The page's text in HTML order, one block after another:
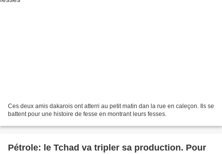
Ces deux amis dakarois ont atterri au petit matin dan la rue en caleçon. Ils se
battent pour une histoire de fesse en montrant leurs fesses.
Pétrole: le Tchad va tripler sa production. Pour